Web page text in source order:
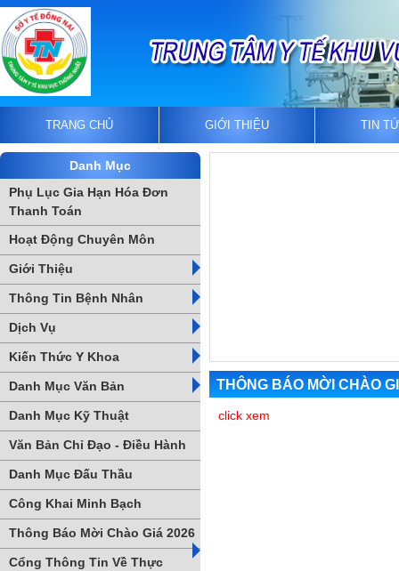
TRANG CHỦ GIỚI THIỆU TIN
THÔNG BÁO MỜI CHÀO
click xem
Danh Mục
Phụ Lục Gia Hạn Hóa Đơn
Thanh Toán
Hoạt Động Chuyên Môn
Giới Thiệu
Thông Tin Bệnh Nhân
Dịch Vụ
Kiến Thức Y Khoa
Danh Mục Văn Bản
Danh Mục Kỹ Thuật
Văn Bản Chỉ Đạo - Điều Hành
Danh Mục Đấu Thầu
Công Khai Minh Bạch
Thông Báo Mời Chào Giá 2026
Cổng Thông Tin Về Thực